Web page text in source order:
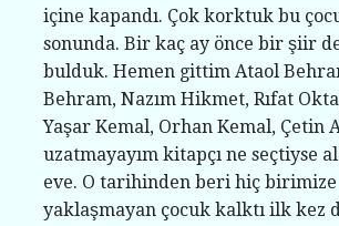
içine kapandı. Çok korktuk bu
sonunda. Bir kaç ay önce bir şiir
bulduk. Hemen gittim Ataol
Behram, Nazım Hikmet, Rıfat
Yaşar Kemal, Orhan Kemal, Çetin
uzatmayayım kitapçı ne seçtiyse
eve. O tarihinden beri hiç birimize
yaklaşmayan çocuk kalktı ilk kez